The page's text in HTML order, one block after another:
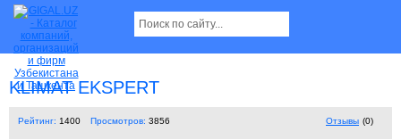
KLIMAT EKSPERT
Рейтинг: 1400 Просмотров: 3856 Отзывы (0)